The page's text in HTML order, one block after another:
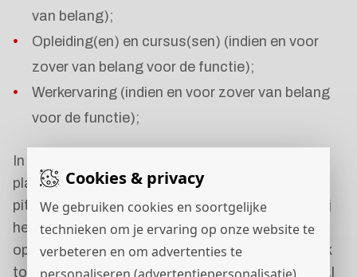
Cookies & privacy
We gebruiken cookies en soortgelijke
technieken om je ervaring op onze website te
verbeteren en om advertenties te
personaliseren (advertentiepersonalisatie).
van belang);
Opleiding(en) en cursus(sen) (indien en voor
zover van belang voor de functie);
Werkervaring (indien en voor zover van belang
voor de functie);
In het geval de kennismaking heeft
plaatsgevonden via een videogesprek of jij een
pitch hebt ingesproken, dan kunnen en mogen wij
het videogesprek verstrekken aan de potentiële
opdrachtgever, aangezien jij hiervoor uitdrukkelijk
toestemming hebt gegeven aan ons. In dat geval